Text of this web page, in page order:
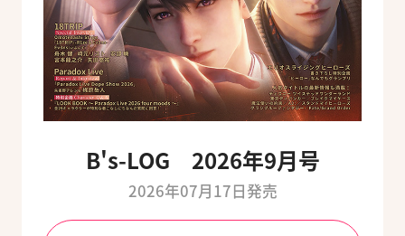
B's-LOG 2026年9月号
2026年07月17日発売